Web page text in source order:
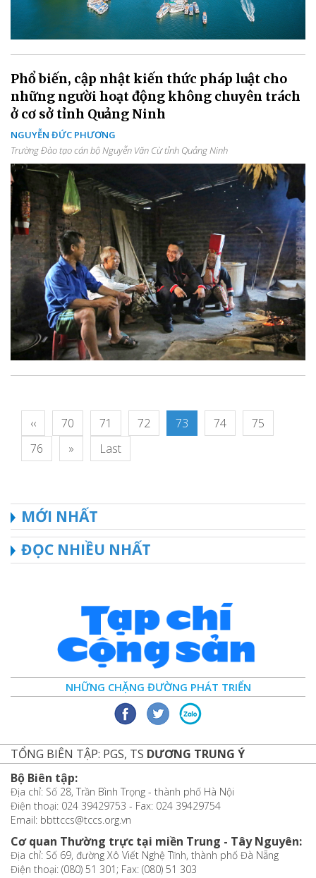
Phổ biến, cập nhật kiến thức pháp luật cho
những người hoạt động không chuyên trách
ở cơ sở tỉnh Quảng Ninh
NGUYỄN ĐỨC PHƯƠNG
Trường Đào tạo cán bộ Nguyễn Văn Cừ tỉnh Quảng Ninh
‹‹ 70 71 72 73 74
75
76
» Last
MỚI NHẤT
ĐỌC NHIỀU NHẤT
NHỮNG CHẶNG ĐƯỜNG PHÁT TRIỂN
TỔNG BIÊN TẬP: PGS, TS DƯƠNG TRUNG Ý
Bộ Biên tập:
Địa chỉ: Số 28, Trần Bình Trọng - thành phố Hà Nội
Điện thoại: 024 39429753 - Fax: 024 39429754
Email: bbttccs@tccs.org.vn
Cơ quan Thường trực tại miền Trung - Tây Nguyên:
Địa chỉ: Số 69, đường Xô Viết Nghệ Tĩnh, thành phố Đà Nẵng
Điện thoại: (080) 51 301; Fax: (080) 51 303